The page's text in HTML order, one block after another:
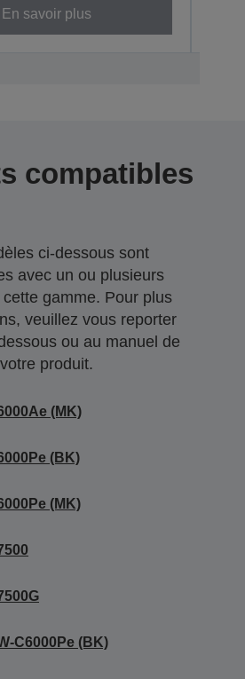
En savoir plus
compatibles
ci-dessous sont
avec un ou plusieurs
gamme. Pour plus
veuillez vous reporter
ou au manuel de
votre produit.
(MK)
(BK)
(MK)
C6000Pe (BK)